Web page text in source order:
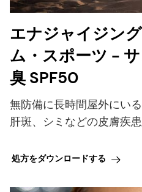
エナジャイジン
ム・スポーツ -
臭 SPF50
無防備に長時間屋外にい
肝斑、シミなどの皮膚疾
処方をダウンロードする